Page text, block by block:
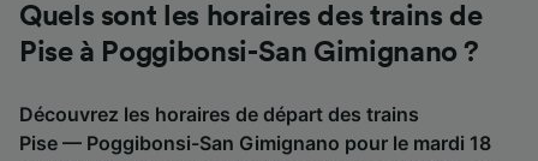
Quels sont les horaires des trains de
Pise à Poggibonsi-San Gimignano ?
Découvrez les horaires de départ des trains
Pise — Poggibonsi-San Gimignano pour le mardi 18